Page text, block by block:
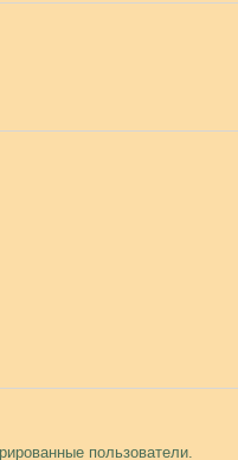
пользователи.